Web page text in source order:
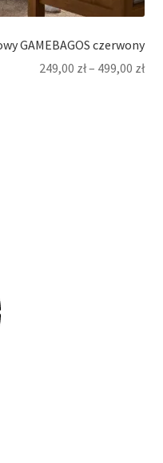
GAMEBAGOS czerwony
249,00 zł– 499,00 zł